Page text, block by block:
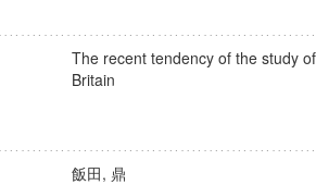
The recent tendency of the study
Britain
飯田, 鼎